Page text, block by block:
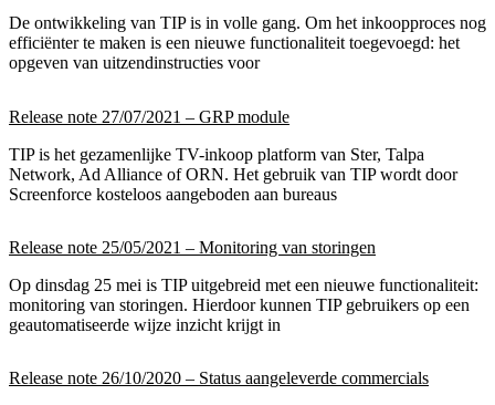
De ontwikkeling van TIP is in volle gang. Om het inkoopproces nog
efficiënter te maken is een nieuwe functionaliteit toegevoegd: het
opgeven van uitzendinstructies voor
Release note 27/07/2021 – GRP module
TIP is het gezamenlijke TV-inkoop platform van Ster, Talpa
Network, Ad Alliance of ORN. Het gebruik van TIP wordt door
Screenforce kosteloos aangeboden aan bureaus
Release note 25/05/2021 – Monitoring van storingen
Op dinsdag 25 mei is TIP uitgebreid met een nieuwe functionaliteit:
monitoring van storingen. Hierdoor kunnen TIP gebruikers op een
geautomatiseerde wijze inzicht krijgt in
Release note 26/10/2020 – Status aangeleverde commercials